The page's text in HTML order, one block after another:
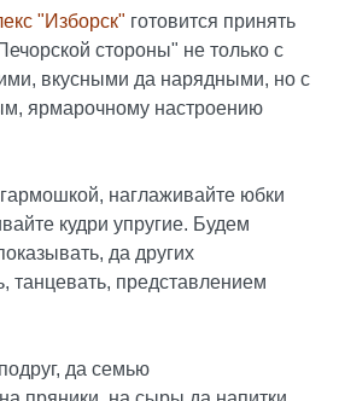
"Изборск" готовится принять
стороны" не только с
вкусными да нарядными, но с
ярмарочному настроению
наглаживайте юбки
кудри упругие. Будем
да других
танцевать, представлением
да семью